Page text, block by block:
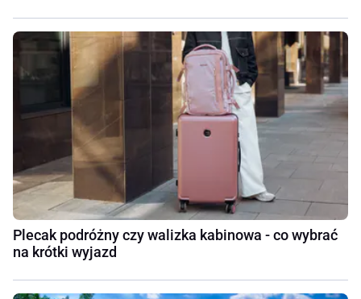
Plecak podróżny czy walizka kabinowa - co wybrać
na krótki wyjazd